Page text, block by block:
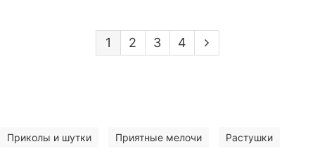
Приколы и шутки Приятные мелочи Растушки
1 2 3 4